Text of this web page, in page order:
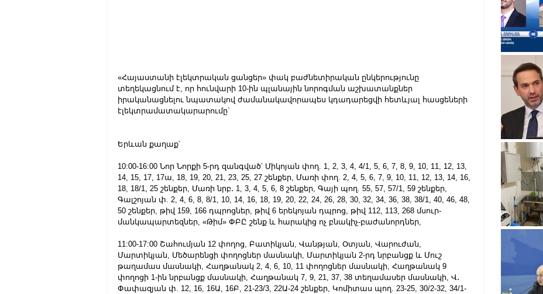
«Հայաստանի էլեկտրական ցանցեր» փակ բաժնետիրական ընկերությունը
տեղեկացնում է, որ հունվարի 10-ին պլանային նորոգման աշխատանքներ
իրականացնելու նպատակով ժամանակավորապես կդադարեցվի հետևյալ հասցեների
էլեկտրամատակարարումը`
Երևան քաղաք՝
10:00-16:00 Նոր Նորքի 5-րդ զանգված՝ Միկոյան փող. 1, 2, 3, 4, 4/1, 5, 6, 7, 8, 9, 10, 11, 12, 13,
14, 15, 17, 17ա, 18, 19, 20, 21, 23, 25, 27 շենքեր, Մառի փող. 2, 4, 5, 6, 7, 9, 10, 11, 12, 13, 14, 16,
18, 18/1, 25 շենքեր, Մառի նրբ․ 1, 3, 4, 5, 6, 8 շենքեր, Գայի պող. 55, 57, 57/1, 59 շենքեր,
Գալշոյան փ. 2, 4, 6, 8, 8/1, 10, 14, 16, 18, 19, 20, 22, 24, 26, 28, 30, 32, 34, 36, 38, 38/1, 40, 46, 48,
50 շենքեր, թիվ 159, 166 դպրոցներ, թիվ 6 երեկոյան դպրոց, թիվ 112, 113, 268 մսուր-
մանկապարտեզներ, «Թիմ» ՓԲԸ շենք և հարակից ոչ բնակիչ-բաժանորդներ,
11:00-17:00 Շահումյան 12 փողոց, Բատիկյան, Վանթյան, Օտյան, Վարուժան,
Մարտիկյան, Մեծարենցի փողոցներ մասնակի, Մարտիկյան 2-րդ նրբանցք և Մուշ
թաղամաս մասնակի, Հաղթանակ 2, 4, 6, 10, 11 փողոցներ մասնակի, Հաղթանակ 9
փողոցի 1-ին նրբանցք մասնակի, Հաղթանակ 7, 9, 21, 37, 38 տեղամասեր մասնակի, Վ․
Փափազյան փ. 12, 16, 16Ա, 16Բ, 21-23/3, 22Ա-24 շենքեր, Կոմիտաս պող. 23-25, 30/2-32, 34/1-